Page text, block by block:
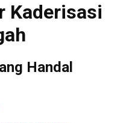
Kaderisasi
Handal